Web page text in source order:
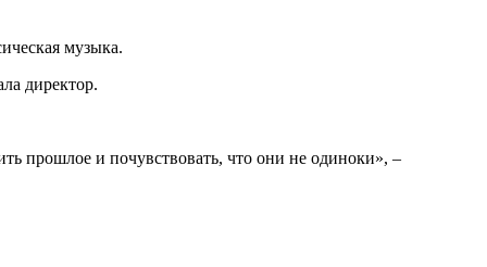
музыка.
директор.
прошлое и почувствовать, что они не одиноки», –